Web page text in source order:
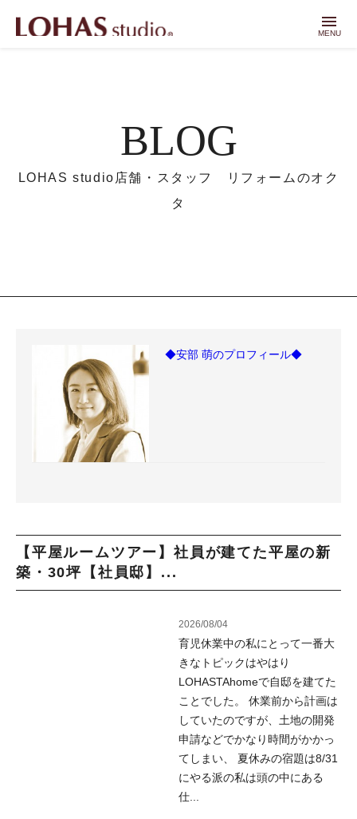
menu
MENU
BLOG
LOHAS studio店舗・スタッフ リフォームのオク
タ
◆安部 萌のプロフィール◆
【平屋ルームツアー】社員が建てた平屋の新
築・30坪【社員邸】...
2026/08/04
育児休業中の私にとって一番大
きなトピックはやはり
LOHASTAhomeで自邸を建てた
ことでした。 休業前から計画は
していたのですが、土地の開発
申請などでかなり時間がかかっ
てしまい、 夏休みの宿題は8/31
にやる派の私は頭の中にある
仕...